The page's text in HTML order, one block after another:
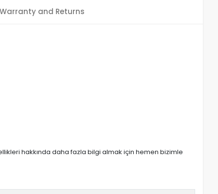
Warranty and Returns
hakkında daha fazla bilgi almak için hemen bizimle